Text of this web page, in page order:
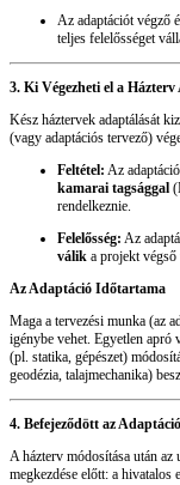
Az adaptációt végző
teljes felelősséget
3. Ki Végezheti el a
Kész háztervek adaptálását
(vagy adaptációs tervező)
Feltétel: Az
kamarai tagsággal
rendelkeznie.
Felelősség: Az
válik a projekt végső
Az Adaptáció Időtartama
Maga a tervezési munka (az
igénybe vehet. Egyetlen apró
(pl. statika, gépészet)
geodézia, talajmechanika)
4. Befejeződött az
A házterv módosítása után az
megkezdése előtt: a hivatalos